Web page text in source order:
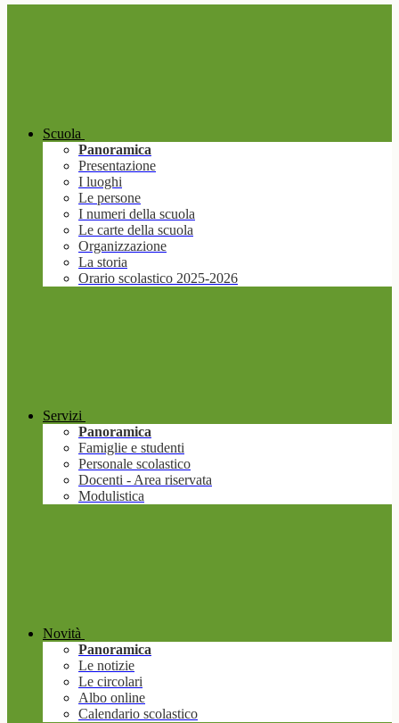
Scuola
Panoramica
Presentazione
I luoghi
Le persone
I numeri della scuola
Le carte della scuola
Organizzazione
La storia
Orario scolastico 2025-2026
Servizi
Panoramica
Famiglie e studenti
Personale scolastico
Docenti - Area riservata
Modulistica
Novità
Panoramica
Le notizie
Le circolari
Albo online
Calendario scolastico